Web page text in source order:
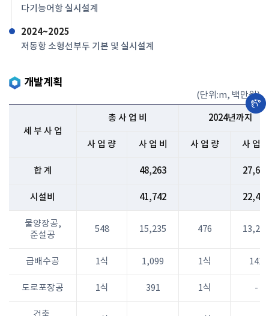
다기능어항 실시설계
2024~2025
저동항 소형선부두 기본 및 실시설계
개발계획
(단위:m, 백만원)
세 부 사 업
총 사 업 비 2024년까지
사 업 량 사 업 비 사 업 량 사 업
합 계 48,263 27,630
시설비 41,742 22,452
물양장공,
준설공
548 15,235 476 13,245
급배수공 1식 1,099 1식 141
도로포장공 1식 391 1식 -